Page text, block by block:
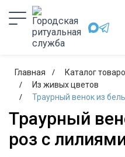
Главная Каталог
Из живых цветов
Траурный венок из
Траурный
роз с